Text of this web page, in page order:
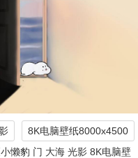
8K电脑壁纸8000x4500
懒豹 门 大海 光影 8K电脑壁